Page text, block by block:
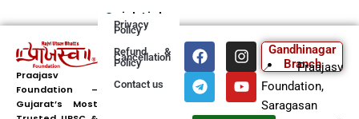
Praajasv
Foundation –
Gujarat’s Most
Quick Links
Privacy
Policy
Refund &
Cancellation
Policy
Contact us
F
a
c
e
b
I
n
s
t
a
T
e
l
e
g
Y
o
u
t
u
Gandhinagar
Branch
📍 Praajasv
Foundation,
Saragasan